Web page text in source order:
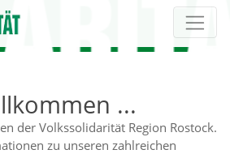
springen
...
der Volkssolidarität Region Rostock.
zu unseren zahlreichen